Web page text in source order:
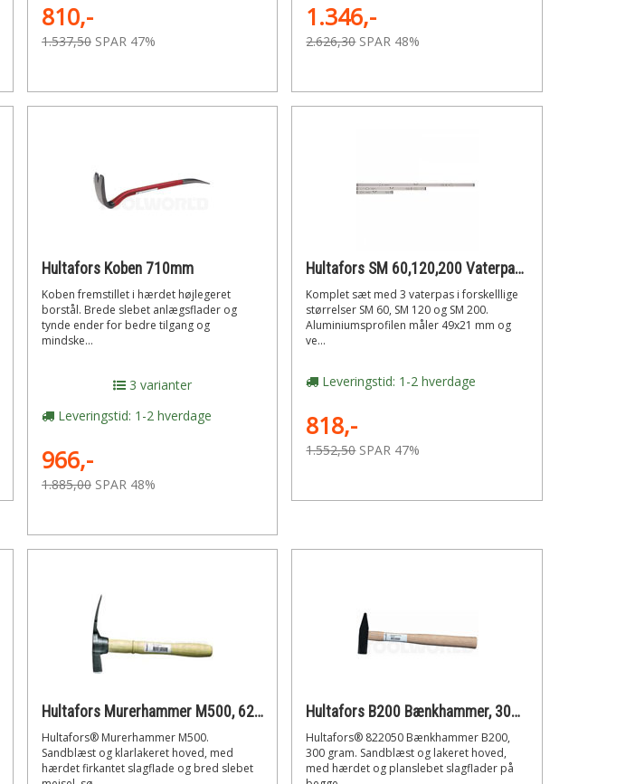
810,-
1.537,50 SPAR 47%
1.346,-
2.626,30 SPAR 48%
Hultafors Koben 710mm
Koben fremstillet i hærdet højlegeret
borstål. Brede slebet anlægsflader og
tynde ender for bedre tilgang og
mindske...
3 varianter
Leveringstid: 1-2 hverdage
966,-
1.885,00 SPAR 48%
Hultafors SM 60,120,200 Vaterpas i aluminium 3 stk.
Komplet sæt med 3 vaterpas i forskelllige
størrelser SM 60, SM 120 og SM 200.
Aluminiumsprofilen måler 49x21 mm og
ve...
Leveringstid: 1-2 hverdage
818,-
1.552,50 SPAR 47%
Hultafors Murerhammer M500, 620g
Hultafors® Murerhammer M500.
Sandblæst og klarlakeret hoved, med
hærdet firkantet slagflade og bred slebet
Hultafors B200 Bænkhammer, 300 gram.
Hultafors® 822050 Bænkhammer B200,
300 gram. Sandblæst og lakeret hoved,
med hærdet og planslebet slagflader på